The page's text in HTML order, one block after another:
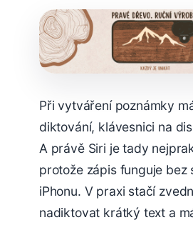
Při vytváření poznámky
diktování, klávesnici na
A právě Siri je tady
protože zápis funguje bez
iPhonu. V praxi stačí
nadiktovat krátký text a